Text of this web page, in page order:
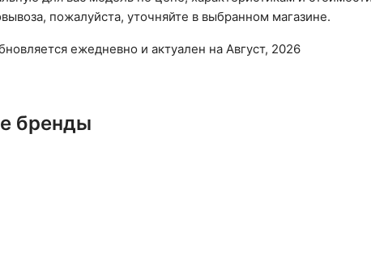
пожалуйста, уточняйте в выбранном магазине.
ежедневно и актуален на Август, 2026
бренды